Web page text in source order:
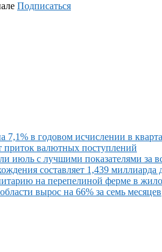
Подписаться
в годовом исчислении в
приток валютных поступлений
июль с лучшими показателями за
составляет 1,439
на перепелиной ферме в
вырос на 66% за семь месяцев